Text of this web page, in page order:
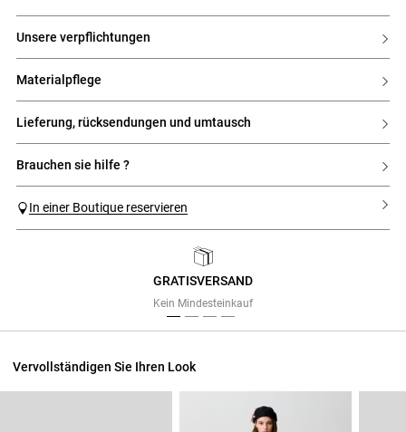
unsere verpflichtungen
materialpflege
lieferung, rücksendungen und umtausch
brauchen sie hilfe ?
In einer Boutique reservieren
GRATISVERSAND
Kein Mindesteinkauf
Vervollständigen Sie Ihren Look